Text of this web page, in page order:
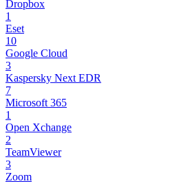
Dropbox
1
Eset
10
Google Cloud
3
Kaspersky Next EDR
7
Microsoft 365
1
Open Xchange
2
TeamViewer
3
Zoom